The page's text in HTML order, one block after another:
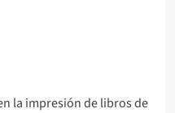
la impresión de libros de